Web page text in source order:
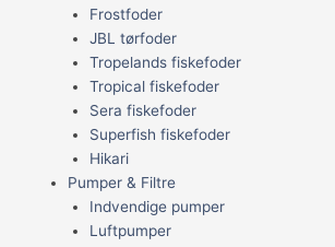
Frostfoder
JBL tørfoder
Tropelands fiskefoder
Tropical fiskefoder
Sera fiskefoder
Superfish fiskefoder
Hikari
Pumper & Filtre
Indvendige pumper
Luftpumper